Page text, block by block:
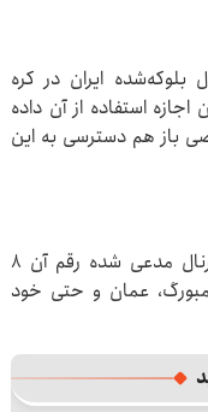
ایران در کره
استفاده از آن داده
باز هم دسترسی به این
بخشی از دارایی‌های ایران که وال‌استریت‌ژورنال مدعی شده رقم آن ۸
عمان و حتی خود